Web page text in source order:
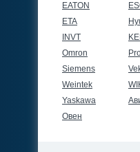
EATON
ETA
INVT
Omron
Siemens
Weintek
Yaskawa
Овен